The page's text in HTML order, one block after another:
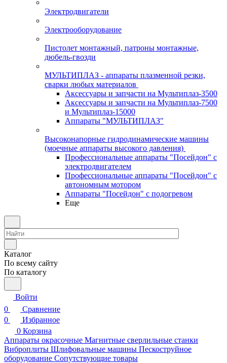
Электродвигатели
Электрооборудование
Пистолет монтажный, патроны монтажные,
дюбель-гвозди
МУЛЬТИПЛАЗ - аппараты плазменной резки,
сварки любых материалов
Аксессуары и запчасти на Мультиплаз-3500
Аксессуары и запчасти на Мультиплаз-7500
и Мультиплаз-15000
Аппараты "МУЛЬТИПЛАЗ"
Высоконапорные гидродинамические машины
(моечные аппараты высокого давления)
Профессиональные аппараты "Посейдон" с
электродвигателем
Профессиональные аппараты "Посейдон" с
автономным мотором
Аппараты "Посейдон" с подогревом
Еще
Каталог
По всему сайту
По каталогу
Войти
0
Сравнение
0
Избранное
0 Корзина
Аппараты окрасочные Магнитные сверлильные станки
Виброплиты Шлифовальные машины Пескоструйное
оборудование Сопутствующие товары